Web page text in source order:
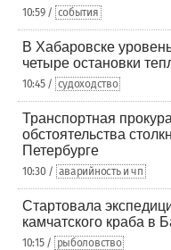
10:59 / события
В Хабаровске
четыре остановки
10:45 / судоходство
Транспортная
обстоятельства
Петербурге
10:30 / аварийность и чп
Стартовала
камчатского краба в
10:15 / рыболовство